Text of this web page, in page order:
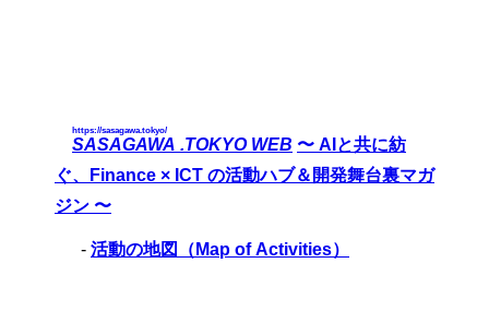
SASAGAWA .TOKYO WEB
https://sasagawa.tokyo/
〜 AIと共に紡
ぐ、Finance × ICT の活動ハブ＆開発舞台裏マガ
ジン 〜
- 活動の地図（Map of Activities）